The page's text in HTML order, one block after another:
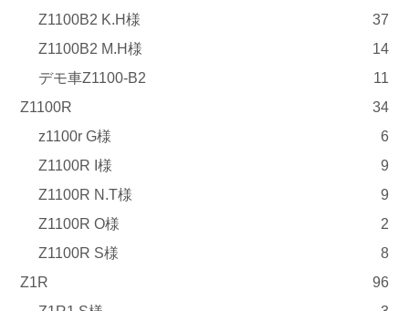
Z1100B2 K.H様
37
Z1100B2 M.H様
14
デモ車Z1100-B2
11
Z1100R
34
z1100r G様
6
Z1100R I様
9
Z1100R N.T様
9
Z1100R O様
2
Z1100R S様
8
Z1R
96